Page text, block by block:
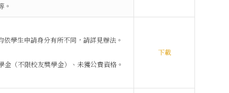
。
依學生申請身分有所不同，請詳見辦法。
金（不限校友獎學金）、未獲公費資格。
下載